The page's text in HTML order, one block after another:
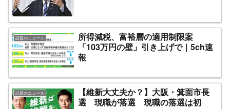
話題のニュース
所得減税、富裕層の適用制限案
「103万円の壁」引き上げで｜5ch速
報
話題のニュース
【維新大丈夫か？】大阪・箕面市長
選 現職が落選 現職の落選は初